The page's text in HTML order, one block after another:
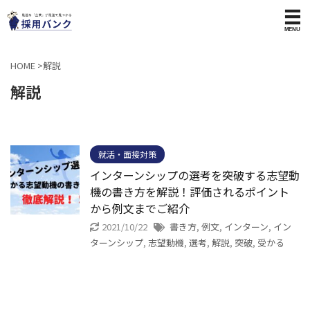
HOME >解説
解説
就活・面接対策
インターンシップの選考を突破する志望動
機の書き方を解説！評価されるポイント
から例文までご紹介
2021/10/22 書き方, 例文, インターン, イン
ターンシップ, 志望動機, 選考, 解説, 突破, 受かる